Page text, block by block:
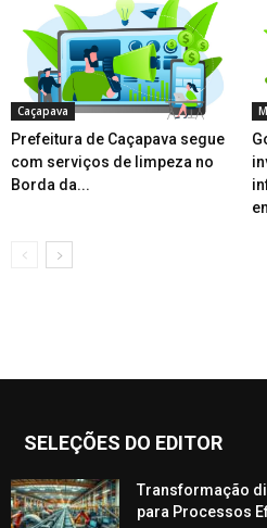
Caçapava
Prefeitura de Caçapava segue
com serviços de limpeza no
Borda da...
SELEÇÕES DO EDITOR
Transformação
para Processos